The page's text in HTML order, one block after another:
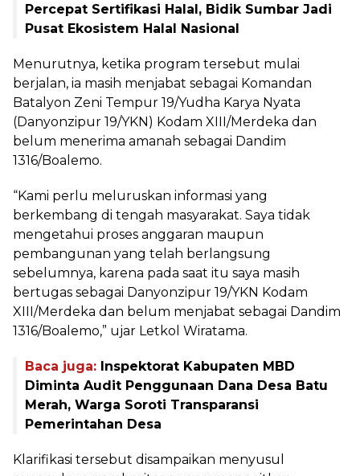
Percepat Sertifikasi Halal, Bidik Sumbar Jadi
Pusat Ekosistem Halal Nasional
Menurutnya, ketika program tersebut mulai
berjalan, ia masih menjabat sebagai Komandan
Batalyon Zeni Tempur 19/Yudha Karya Nyata
(Danyonzipur 19/YKN) Kodam XIII/Merdeka dan
belum menerima amanah sebagai Dandim
1316/Boalemo.
“Kami perlu meluruskan informasi yang
berkembang di tengah masyarakat. Saya tidak
mengetahui proses anggaran maupun
pembangunan yang telah berlangsung
sebelumnya, karena pada saat itu saya masih
bertugas sebagai Danyonzipur 19/YKN Kodam
XIII/Merdeka dan belum menjabat sebagai Dandim
1316/Boalemo,” ujar Letkol Wiratama.
Baca juga: Inspektorat Kabupaten MBD
Diminta Audit Penggunaan Dana Desa Batu
Merah, Warga Soroti Transparansi
Pemerintahan Desa
Klarifikasi tersebut disampaikan menyusul